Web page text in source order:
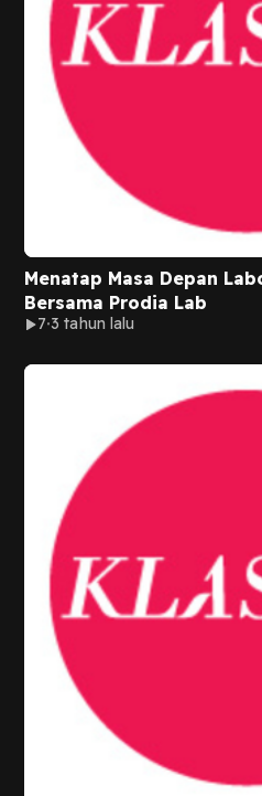
Menatap Masa Depan
Bersama Prodia Lab
7 3 tahun lalu